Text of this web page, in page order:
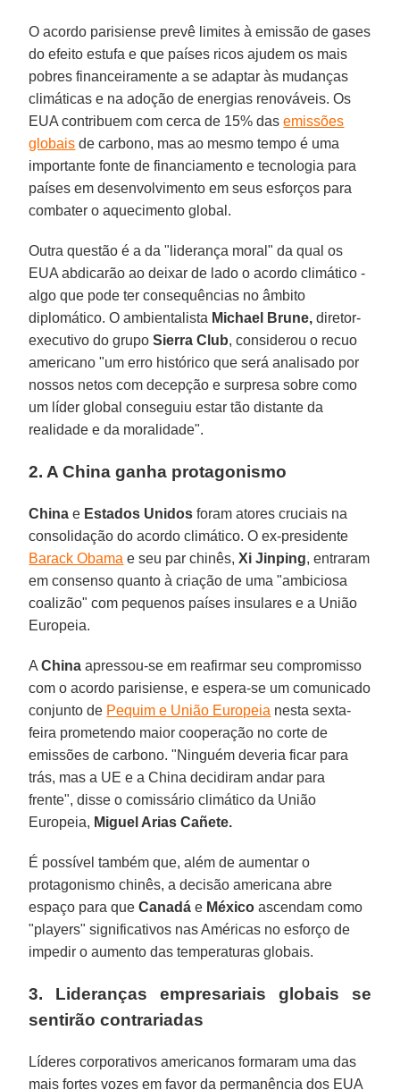
O acordo parisiense prevê limites à emissão de gases
do efeito estufa e que países ricos ajudem os mais
pobres financeiramente a se adaptar às mudanças
climáticas e na adoção de energias renováveis. Os
EUA contribuem com cerca de 15% dasemissões
globais de carbono, mas ao mesmo tempo é uma
importante fonte de financiamento e tecnologia para
países em desenvolvimento em seus esforços para
combater o aquecimento global.
Outra questão é a da "liderança moral" da qual os
EUA abdicarão ao deixar de lado o acordo climático -
algo que pode ter consequências no âmbito
diplomático. O ambientalista Michael Brune, diretor-
executivo do grupo Sierra Club, considerou o recuo
americano "um erro histórico que será analisado por
nossos netos com decepção e surpresa sobre como
um líder global conseguiu estar tão distante da
realidade e da moralidade".
2. A China ganha protagonismo
China e Estados Unidos foram atores cruciais na
consolidação do acordo climático. O ex-presidente
Barack Obama e seu par chinês,Xi Jinping, entraram
em consenso quanto à criação de uma "ambiciosa
coalizão" com pequenos países insulares e a União
Europeia.
AChina apressou-se em reafirmar seu compromisso
com o acordo parisiense, e espera-se um comunicado
conjunto de Pequim e União Europeia nesta sexta-
feira prometendo maior cooperação no corte de
emissões de carbono. "Ninguém deveria ficar para
trás, mas a UE e a China decidiram andar para
frente", disse o comissário climático da União
Europeia, Miguel Arias Cañete.
É possível também que, além de aumentar o
protagonismo chinês, a decisão americana abre
espaço para queCanadá e México ascendam como
"players" significativos nas Américas no esforço de
impedir o aumento das temperaturas globais.
3. Lideranças empresariais globais se
sentirão contrariadas
Líderes corporativos americanos formaram uma das
mais fortes vozes em favor da permanência dos EUA